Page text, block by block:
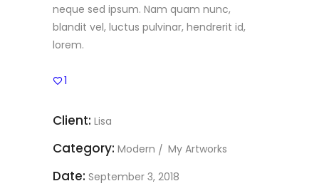
neque sed ipsum. Nam quam nunc,
blandit vel, luctus pulvinar, hendrerit id,
lorem.
1
Client: Lisa
Category: Modern My Artworks
Date: September 3, 2018